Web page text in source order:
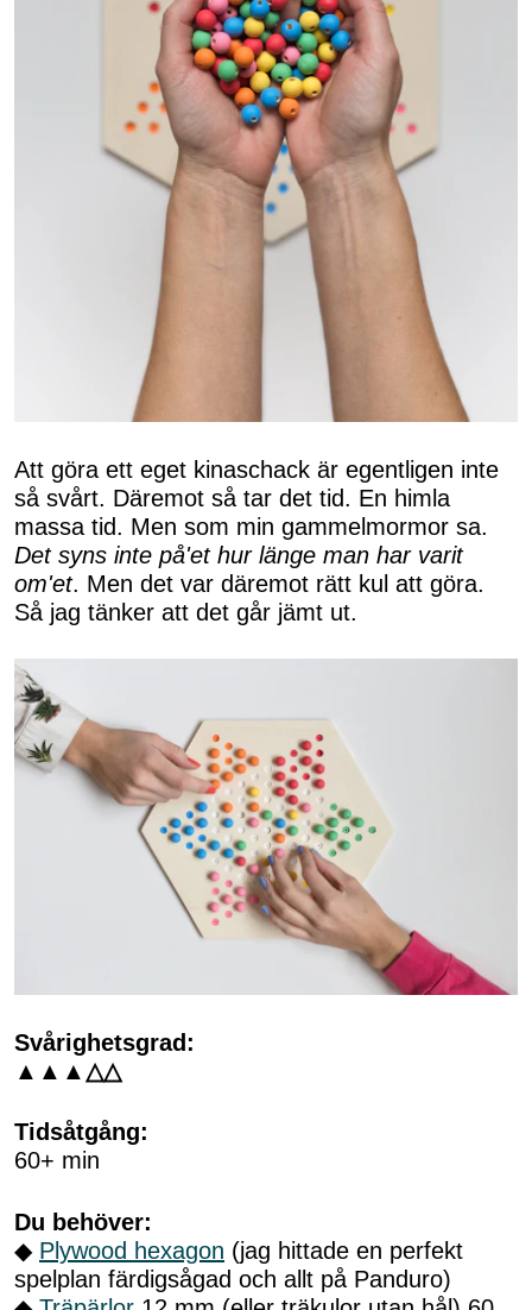
Att göra ett eget kinaschack är egentligen inte
så svårt. Däremot så tar det tid. En himla
massa tid. Men som min gammelmormor sa.
Det syns inte på'et hur länge man har varit
om'et. Men det var däremot rätt kul att göra.
Så jag tänker att det går jämt ut.
Svårighetsgrad:
▲▲ ▲ △△
Tidsåtgång:
60+ min
Du behöver:
◆ Plywood hexagon (jag hittade en perfekt
spelplan färdigsågad och allt på Panduro)